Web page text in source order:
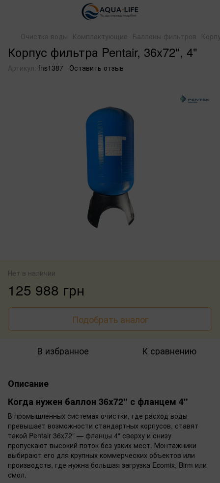
Очистка воды Комплектующие Баллоны фильтров
Корпус фильтра Pentair, 36x72", 4"
Артикул: fns1387 Оставить отзыв
Нет в наличии
125 988 грн
Подобрать аналог
В избранное К сравнению
Описание
Когда нужен баллон 36x72" с фланцем 4"
В промышленных системах очистки, где расход воды
превышает возможности стандартных корпусов, ставят
такой Pentair 36x72" — фланцы 4" сверху и снизу
пропускают высокий поток без узких мест. Монтажники
выбирают его для крупных коммерческих объектов или
производств, где нужна большая загрузка Ecomix, Birm или
смол.